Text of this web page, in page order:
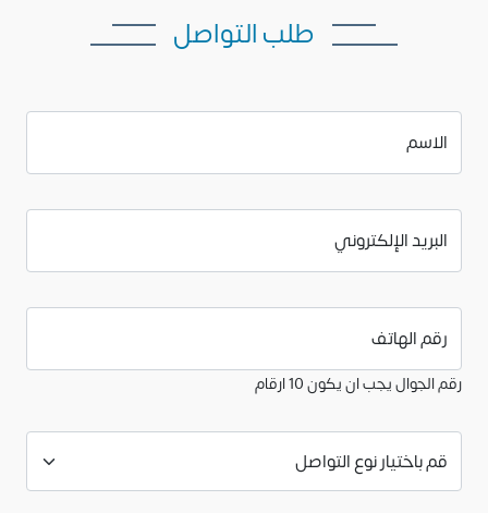
طلب التواصل
الاسم
البريد الإلكتروني
رقم الهاتف
رقم الجوال يجب ان يكون 10 ارقام